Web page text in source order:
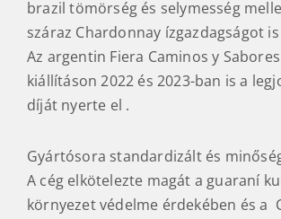
Andresito üzeme és márkája. Az
közgyűlést 1983 augusztusában
termelő jelenlétében.
Az Andresito két mate kultúra
nagyon tartalmas, gazdag matét
brazil tömörség és selymesség
száraz Chardonnay ízgazdagságot